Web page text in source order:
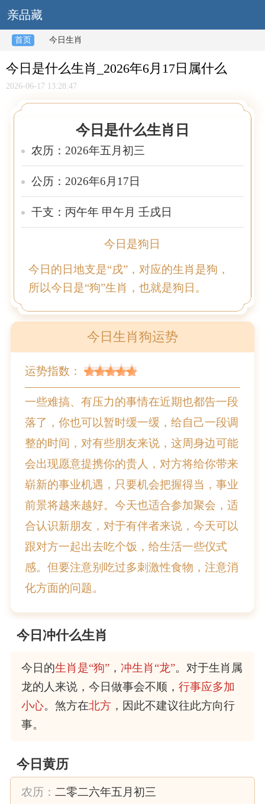
亲品藏
首页 今日生肖
今日是什么生肖_2026年6月17日属什么
2026-06-17 13:28:47
今日是什么生肖日
农历：2026年五月初三
公历：2026年6月17日
干支：丙午年 甲午月 壬戌日
今日是狗日
今日的日地支是“戌”，对应的生肖是狗，
所以今日是“狗”生肖，也就是狗日。
今日生肖狗运势
运势指数：
一些难搞、有压力的事情在近期也都告一段
落了，你也可以暂时缓一缓，给自己一段调
整的时间，对有些朋友来说，这周身边可能
会出现愿意提携你的贵人，对方将给你带来
崭新的事业机遇，只要机会把握得当，事业
前景将越来越好。今天也适合参加聚会，适
合认识新朋友，对于有伴者来说，今天可以
跟对方一起出去吃个饭，给生活一些仪式
感。但要注意别吃过多刺激性食物，注意消
化方面的问题。
今日冲什么生肖
今日的生肖是“狗”， 冲生肖“龙”。对于生肖属
龙的人来说，今日做事会不顺， 行事应多加
小心。煞方在北方，因此不建议往此方向行
事。
今日黄历
农历： 二零二六年五月初三